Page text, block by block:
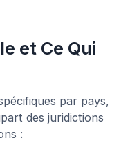
et Ce Qui
par pays,
des juridictions
: